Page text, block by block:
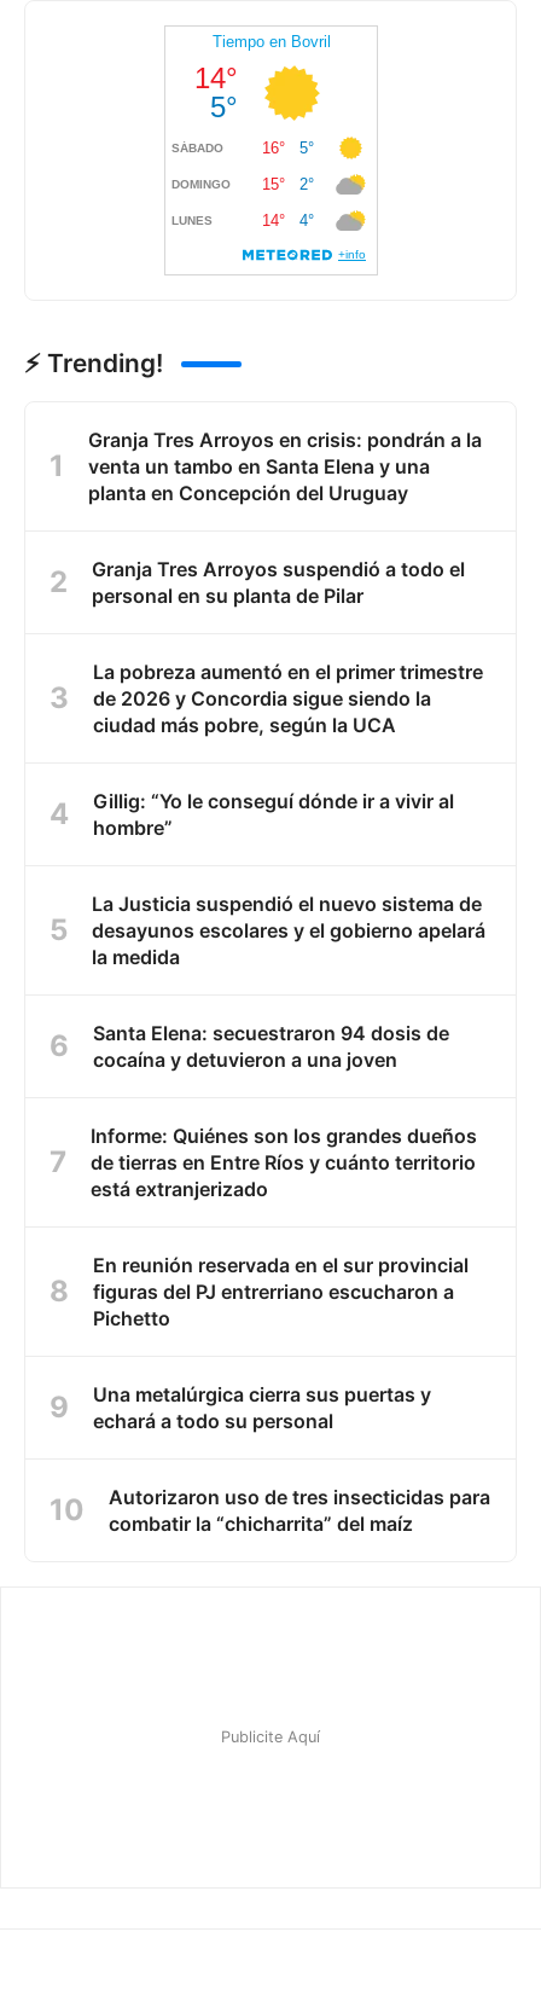
⚡ Trending!
Granja Tres Arroyos en crisis: pondrán a la
venta un tambo en Santa Elena y una
planta en Concepción del Uruguay
Granja Tres Arroyos suspendió a todo el
personal en su planta de Pilar
La pobreza aumentó en el primer trimestre
de 2026 y Concordia sigue siendo la
ciudad más pobre, según la UCA
Gillig: “Yo le conseguí dónde ir a vivir al
hombre”
La Justicia suspendió el nuevo sistema de
desayunos escolares y el gobierno apelará
la medida
Santa Elena: secuestraron 94 dosis de
cocaína y detuvieron a una joven
Informe: Quiénes son los grandes dueños
de tierras en Entre Ríos y cuánto territorio
está extranjerizado
En reunión reservada en el sur provincial
figuras del PJ entrerriano escucharon a
Pichetto
Una metalúrgica cierra sus puertas y
echará a todo su personal
Autorizaron uso de tres insecticidas para
combatir la “chicharrita” del maíz